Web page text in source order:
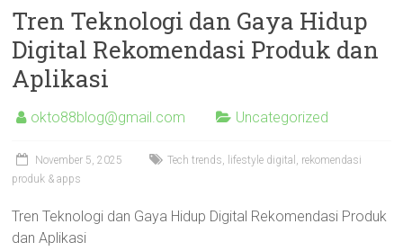
Tren Teknologi dan Gaya Hidup
Digital Rekomendasi Produk dan
Aplikasi
okto88blog@gmail.com Uncategorized
November 5, 2025
Tech trends, lifestyle digital, rekomendasi
produk & apps
Tren Teknologi dan Gaya Hidup Digital Rekomendasi Produk
dan Aplikasi